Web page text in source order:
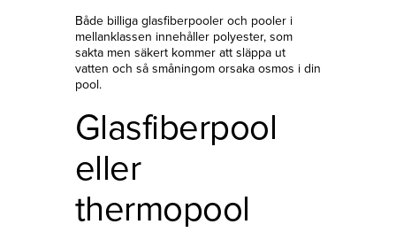
Både billiga glasfiberpooler och pooler i
mellanklassen innehåller polyester, som
sakta men säkert kommer att släppa ut
vatten och så småningom orsaka osmos i din
pool.
Glasfiberpool
eller
thermopool